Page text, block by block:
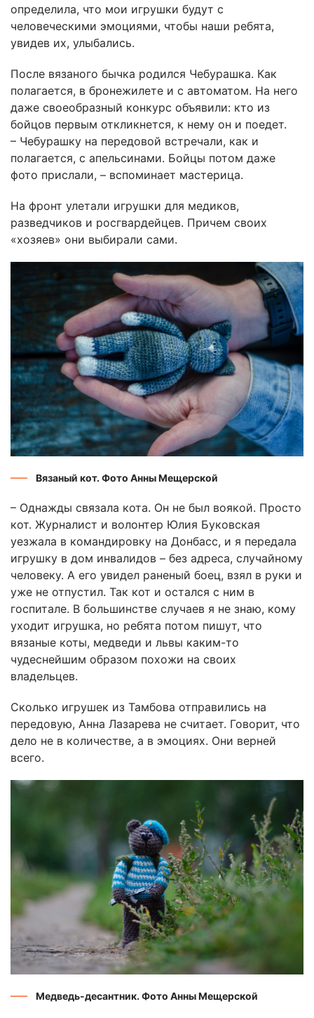
определила, что мои игрушки будут с
человеческими эмоциями, чтобы наши ребята,
увидев их, улыбались.
После вязаного бычка родился Чебурашка. Как
полагается, в бронежилете и с автоматом. На него
даже своеобразный конкурс объявили: кто из
бойцов первым откликнется, к нему он и поедет.
– Чебурашку на передовой встречали, как и
полагается, с апельсинами. Бойцы потом даже
фото прислали, – вспоминает мастерица.
На фронт улетали игрушки для медиков,
разведчиков и росгвардейцев. Причем своих
«хозяев» они выбирали сами.
Вязаный кот. Фото Анны Мещерской
– Однажды связала кота. Он не был воякой. Просто
кот. Журналист и волонтер Юлия Буковская
уезжала в командировку на Донбасс, и я передала
игрушку в дом инвалидов – без адреса, случайному
человеку. А его увидел раненый боец, взял в руки и
уже не отпустил. Так кот и остался с ним в
госпитале. В большинстве случаев я не знаю, кому
уходит игрушка, но ребята потом пишут, что
вязаные коты, медведи и львы каким-то
чудеснейшим образом похожи на своих
владельцев.
Сколько игрушек из Тамбова отправились на
передовую, Анна Лазарева не считает. Говорит, что
дело не в количестве, а в эмоциях. Они верней
всего.
Медведь-десантник. Фото Анны Мещерской